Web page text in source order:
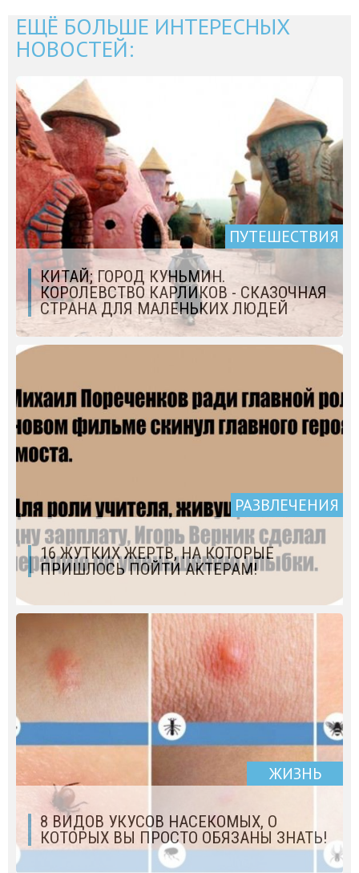
ЕЩЁ БОЛЬШЕ ИНТЕРЕСНЫХ
НОВОСТЕЙ:
ПУТЕШЕСТВИЯ
КИТАЙ; ГОРОД КУНЬМИН.
КОРОЛЕВСТВО КАРЛИКОВ - СКАЗОЧНАЯ
СТРАНА ДЛЯ МАЛЕНЬКИХ ЛЮДЕЙ
РАЗВЛЕЧЕНИЯ
16 ЖУТКИХ ЖЕРТВ, НА КОТОРЫЕ
ПРИШЛОСЬ ПОЙТИ АКТЕРАМ!
ЖИЗНЬ
8 ВИДОВ УКУСОВ НАСЕКОМЫХ, О
КОТОРЫХ ВЫ ПРОСТО ОБЯЗАНЫ ЗНАТЬ!